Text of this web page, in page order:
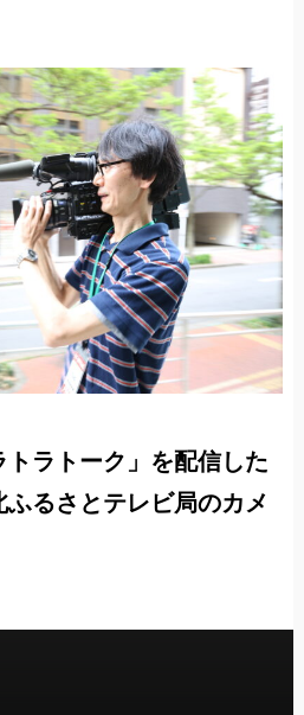
ラトーク」を配信した
るさとテレビ局のカメ